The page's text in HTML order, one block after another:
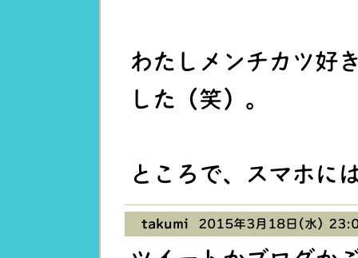
わたしメンチカツ好
した（笑）。
ところで、スマホに
takumi 2015年3月18日(水)